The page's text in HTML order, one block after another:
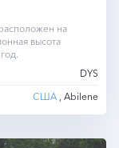
на
высота
DYS
США , Abilene